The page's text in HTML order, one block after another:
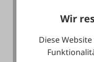
Wir
Diese